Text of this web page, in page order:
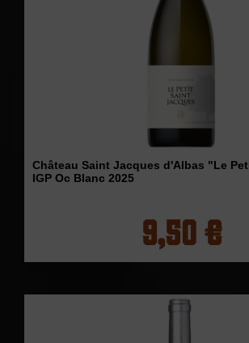
Château Saint Jacques d'Albas "Le
IGP Oc Blanc 2025
9,50 €